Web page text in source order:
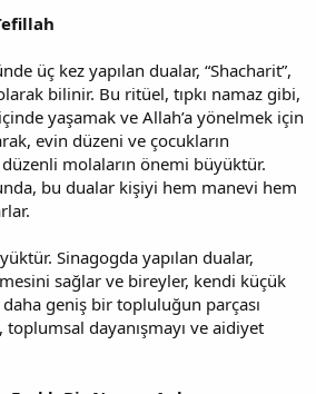
üç kez yapılan dualar, “Shacharit”,
bilinir. Bu ritüel, tıpkı namaz gibi,
yaşamak ve Allah’a yönelmek için
evin düzeni ve çocukların
düzenli molaların önemi büyüktür.
bu dualar kişiyi hem manevi hem
Sinagogda yapılan dualar,
sağlar ve bireyler, kendi küçük
geniş bir topluluğun parçası
toplumsal dayanışmayı ve aidiyet